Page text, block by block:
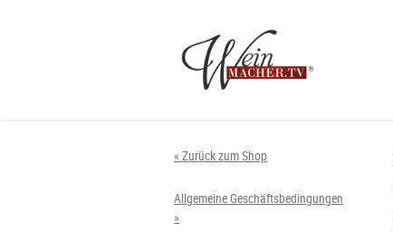
« Zurück zum Shop
Allgemeine Geschäftsbedingungen
»